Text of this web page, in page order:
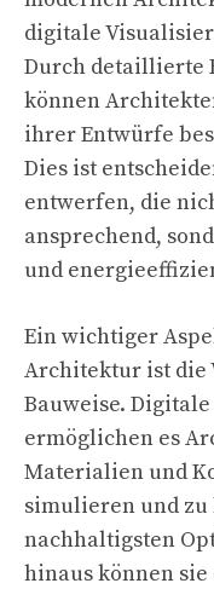
digitale
Durch detaillierte
können
ihrer Entwürfe
Dies ist
entwerfen, die
ansprechend,
und
Ein wichtiger
Architektur ist die
Bauweise.
ermöglichen es
Materialien und
simulieren und
nachhaltigsten
hinaus können